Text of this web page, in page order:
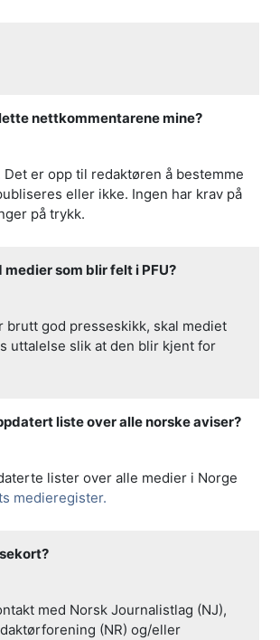
nettkommentarene mine?
Det er opp til redaktøren å bestemme
eller ikke. Ingen har krav på
på trykk.
medier som blir felt i PFU?
brutt god presseskikk, skal mediet
uttalelse slik at den blir kjent for
liste over alle norske aviser?
lister over alle medier i Norge
medieregister.
med Norsk Journalistlag (NJ),
(NR) og/eller